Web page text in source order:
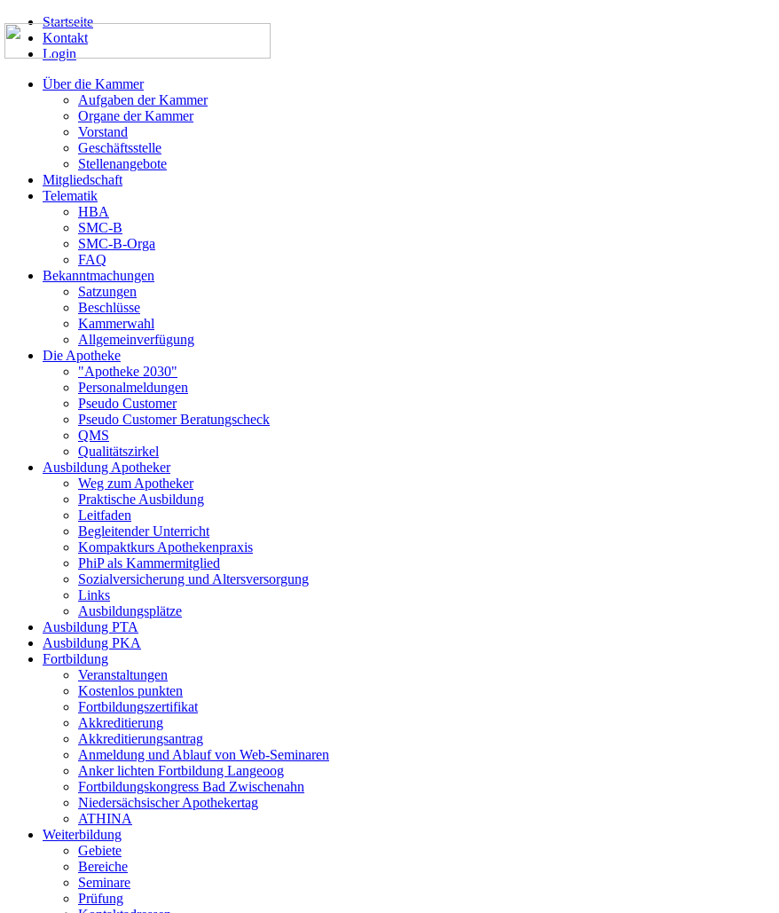
Startseite
Kontakt
Login
Über die Kammer
Aufgaben der Kammer
Organe der Kammer
Vorstand
Geschäftsstelle
Stellenangebote
Mitgliedschaft
Telematik
HBA
SMC-B
SMC-B-Orga
FAQ
Bekanntmachungen
Satzungen
Beschlüsse
Kammerwahl
Allgemeinverfügung
Die Apotheke
"Apotheke 2030"
Personalmeldungen
Pseudo Customer
Pseudo Customer Beratungscheck
QMS
Qualitätszirkel
Ausbildung Apotheker
Weg zum Apotheker
Praktische Ausbildung
Leitfaden
Begleitender Unterricht
Kompaktkurs Apothekenpraxis
PhiP als Kammermitglied
Sozialversicherung und Altersversorgung
Links
Ausbildungsplätze
Ausbildung PTA
Ausbildung PKA
Fortbildung
Veranstaltungen
Kostenlos punkten
Fortbildungszertifikat
Akkreditierung
Akkreditierungsantrag
Anmeldung und Ablauf von Web-Seminaren
Anker lichten Fortbildung Langeoog
Fortbildungskongress Bad Zwischenahn
Niedersächsischer Apothekertag
ATHINA
Weiterbildung
Gebiete
Bereiche
Seminare
Prüfung